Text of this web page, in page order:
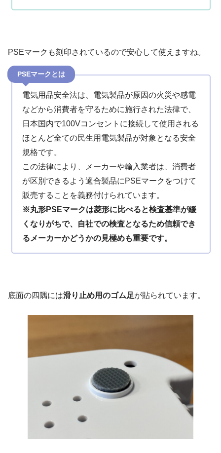
PSEマークも刻印されているので安心して使えますね。
PSEマークとは
電気用品安全法は、電気製品が原因の火災や感電
などから消費者を守るために施行された法律で、
日本国内で100Vコンセントに接続して使用される
ほとんど全ての民生用電気製品が対象となる安全
規格です。
この法律により、メーカーや輸入業者は、消費者
が区別できるよう適合製品にPSEマークをつけて
販売することを義務付けられています。
※丸形PSEマークは菱形に比べると検査基準が緩
くなりがちで、自社での検査となるため信頼でき
るメーカーかどうかの見極めも重要です。
底面の四隅には滑り止め用のゴム足が貼られています。